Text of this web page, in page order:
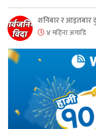
शनिबार र आइतबार
४ महिना अगाडि